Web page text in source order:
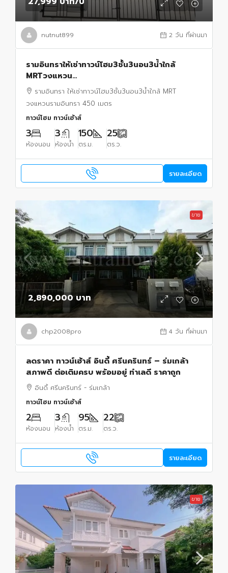
nutnut899 2 วัน ที่ผ่านมา
รามอินทราให้เช่าทาวน์โฮม3ชั้น3นอน3น้ำใกล้
MRTวงแหวน
รามอินทรา450ม.25ตร.ว.150ตร.ม.เฟอร์ครบ โต๊ะกิน
ข้าว โซฟา เตียงนอน แอร์4 พร้อมเข้าอยู่
รามอินทรา ให้เช่าทาวน์โฮม3ชั้น3นอน3น้ำใกล้ MRT
วงแหวนรามอินทรา 450 เมตร
ทาวน์โฮม ทาวน์เฮ้าส์
3
ห้องนอน
3
ห้องน้ำ
150
ตร.ม.
25
ตร.ว.
รายละเอียด
ขาย
2,890,000 บาท
chp2008pro 4 วัน ที่ผ่านมา
ลดราคา ทาวน์เฮ้าส์ อินดี้ ศรีนครินทร์ – ร่มเกล้า
สภาพดี ต่อเติมครบ พร้อมอยู่ ทำเลดี ราคาถูก
อินดี้ ศรีนครินทร์ - ร่มเกล้า
ทาวน์โฮม ทาวน์เฮ้าส์
2
ห้องนอน
3
ห้องน้ำ
95
ตร.ม.
22
ตร.ว.
รายละเอียด
ขาย